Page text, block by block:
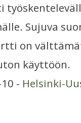
Sujuva
on
käyttöön.
- Helsinki-